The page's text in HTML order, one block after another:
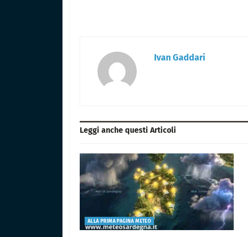
Ivan Gaddari
Leggi anche questi Articoli
ALLA PRIMA PAGINA METEO